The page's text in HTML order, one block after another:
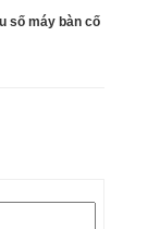
số máy bàn cố